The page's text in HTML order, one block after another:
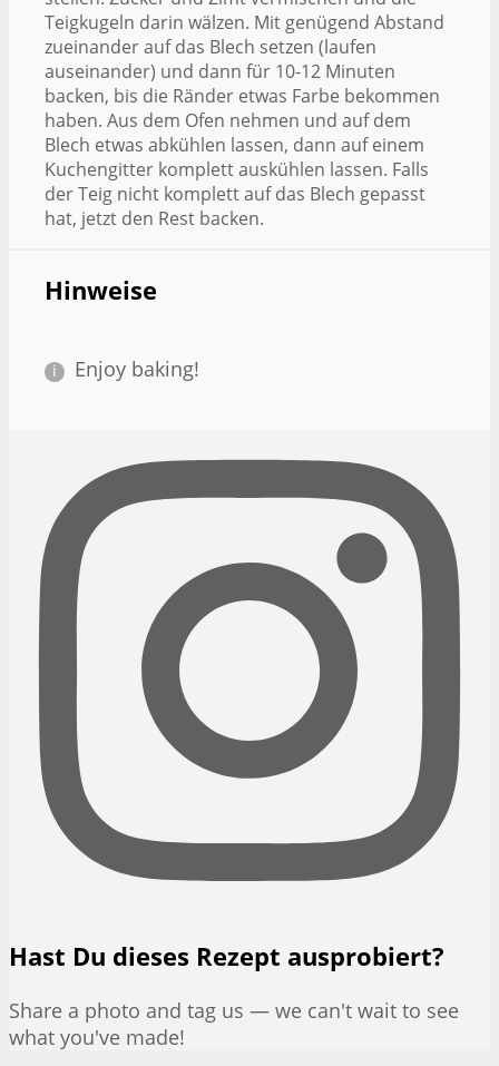
Teigkugeln darin wälzen. Mit genügend Abstand
zueinander auf das Blech setzen (laufen
auseinander) und dann für 10-12 Minuten
backen, bis die Ränder etwas Farbe bekommen
haben. Aus dem Ofen nehmen und auf dem
Blech etwas abkühlen lassen, dann auf einem
Kuchengitter komplett auskühlen lassen. Falls
der Teig nicht komplett auf das Blech gepasst
hat, jetzt den Rest backen.
Hinweise
Enjoy baking!
Hast Du dieses Rezept ausprobiert?
Share a photo and tag us — we can't wait to see
what you've made!